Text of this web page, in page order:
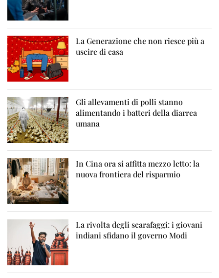
La Generazione che non riesce più a
uscire di casa
Gli allevamenti di polli stanno
alimentando i batteri della diarrea
umana
In Cina ora si affitta mezzo letto: la
nuova frontiera del risparmio
La rivolta degli scarafaggi: i giovani
indiani sfidano il governo Modi